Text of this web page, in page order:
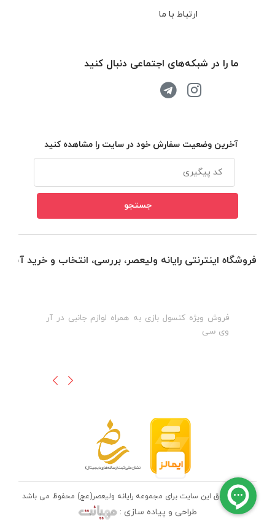
ارتباط با ما
ما را در شبکه‌های اجتماعی دنبال کنید
آخرین وضعیت سفارش خود در سایت را مشاهده کنید
فروشگاه اینترنتی رایانه ولیعصر، بررسی، انتخاب و خرید
فروش ویژه کنسول بازی به همراه لوازم جانبی در آر
وی سی
تمامی حقوق این سایت برای مجموعه رایانه ولیعصر(عج) محفوظ می باشد
طراحی و پیاده سازی :